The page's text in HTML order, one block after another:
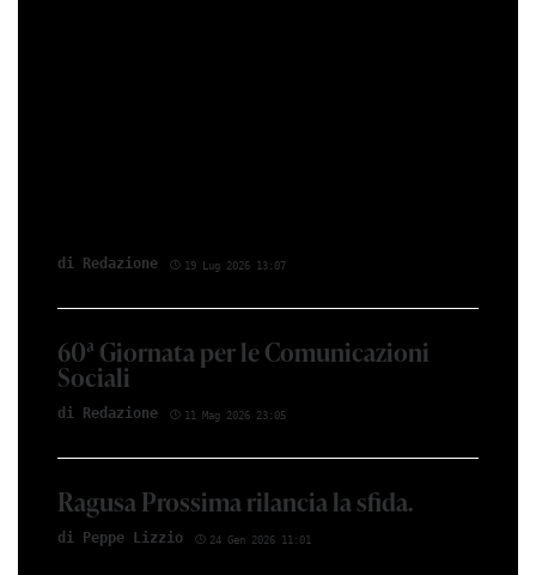
di Red­azio­ne 19 Lug 2026 13:07
60ª Giornata per le Comunicazioni
Sociali
di Red­azio­ne 11 Mag 2026 23:05
Ragusa Prossima rilancia la sfida.
di Peppe Li­z­zio 24 Gen 2026 11:01